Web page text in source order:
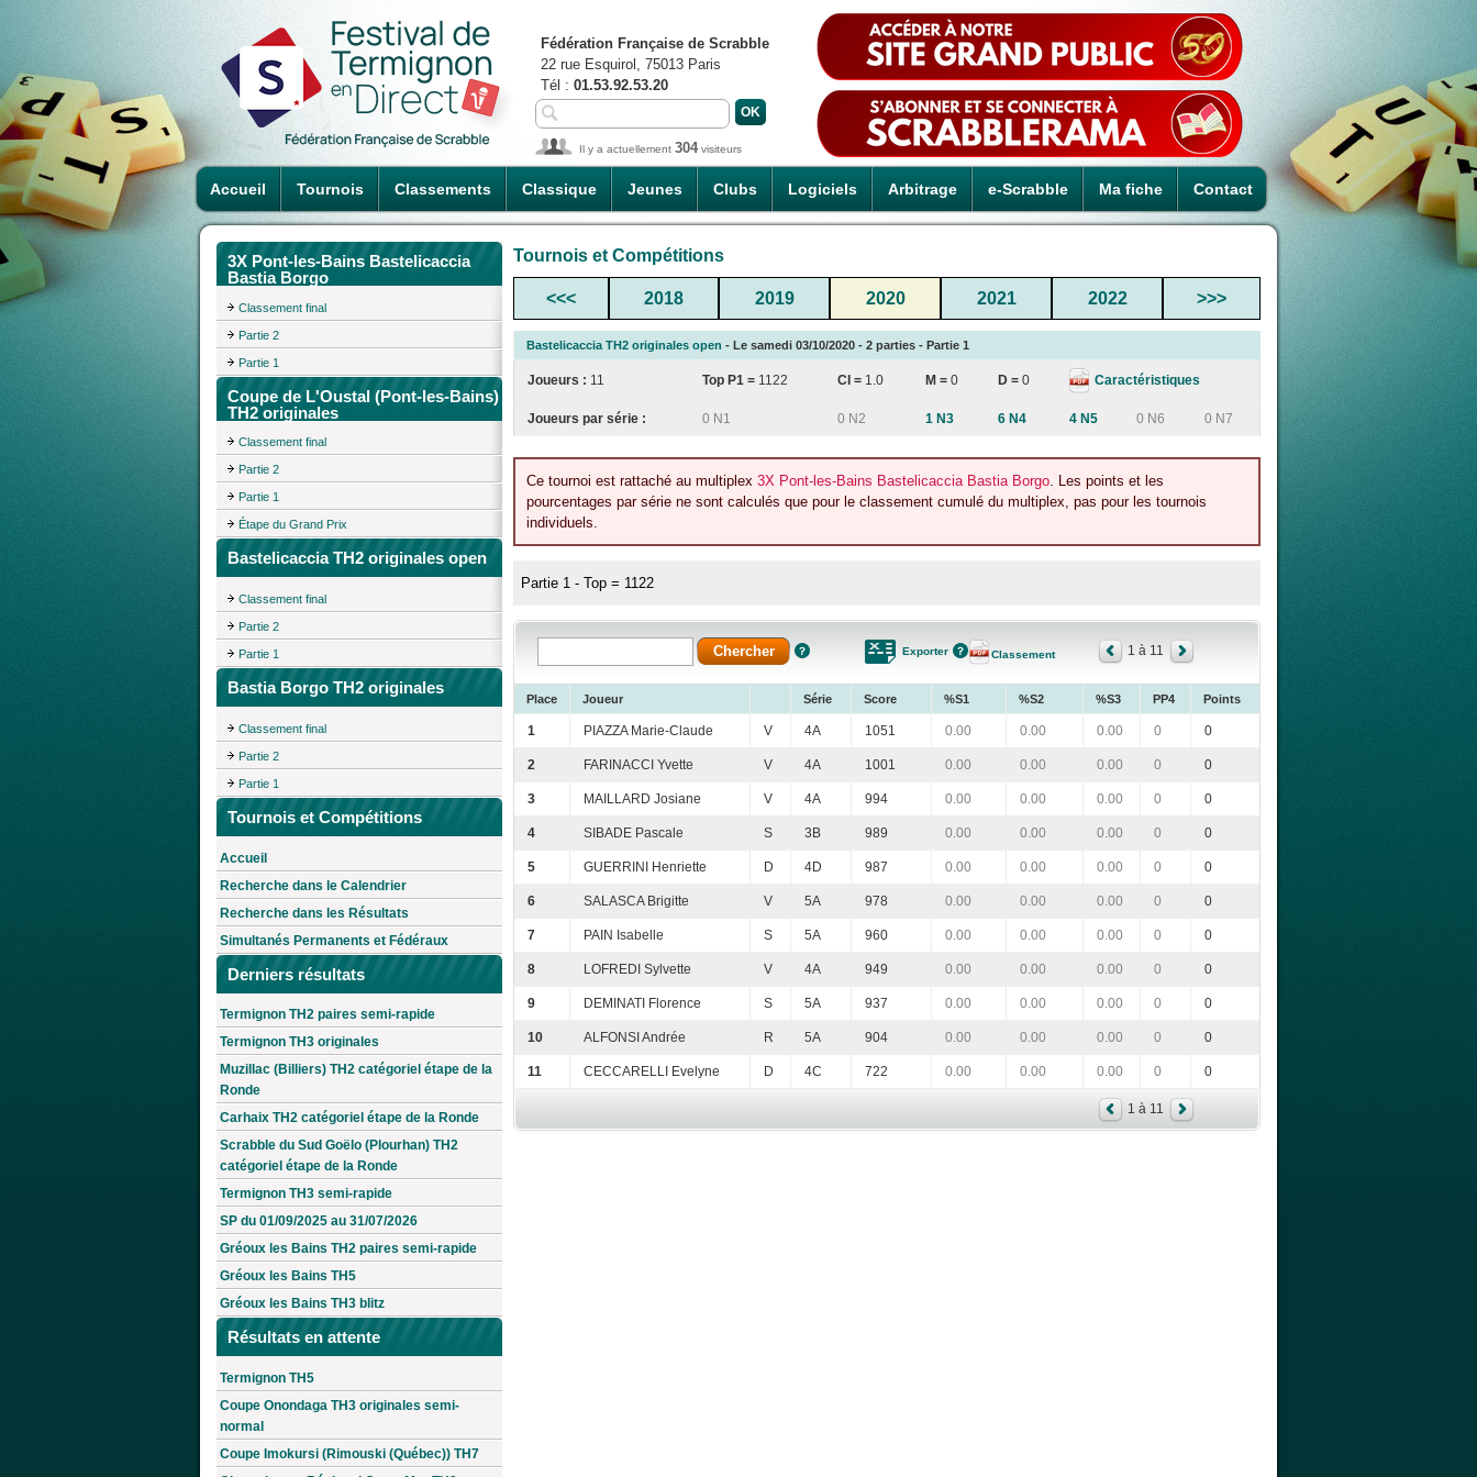
Accueil Tournois Classements Classique Jeunes Clubs Logiciels Arbitrage e-Scrabble Ma fiche Contact
Fédération Française de Scrabble
22 rue Esquirol, 75013 Paris
Tél : 01.53.92.53.20
Il y a actuellement 304visiteurs
3X Pont-les-Bains Bastelicaccia
Bastia Borgo
Classement final
Partie 2
Partie 1
Coupe de L'Oustal (Pont-les-Bains)
TH2 originales
Classement final
Partie 2
Partie 1
Étape du Grand Prix
Bastelicaccia TH2 originales open
Classement final
Partie 2
Partie 1
Bastia Borgo TH2 originales
Classement final
Partie 2
Partie 1
Tournois et Compétitions
Accueil
Recherche dans le Calendrier
Recherche dans les Résultats
Simultanés Permanents et Fédéraux
Derniers résultats
Termignon TH2 paires semi-rapide
Termignon TH3 originales
Muzillac (Billiers) TH2 catégoriel étape de la
Ronde
Carhaix TH2 catégoriel étape de la Ronde
Scrabble du Sud Goëlo (Plourhan) TH2
catégoriel étape de la Ronde
Termignon TH3 semi-rapide
SP du 01/09/2025 au 31/07/2026
Gréoux les Bains TH2 paires semi-rapide
Gréoux les Bains TH5
Gréoux les Bains TH3 blitz
Résultats en attente
Termignon TH5
Coupe Onondaga TH3 originales semi-
normal
Coupe Imokursi (Rimouski (Québec)) TH7
Tournois et Compétitions
<<< 2018 2019 2020 2021 2022 >>>
Bastelicaccia TH2 originales open - Le samedi 03/10/2020 - 2 parties - Partie 1
Joueurs : 11 Top P1 = 1122 CI = 1.0 M = 0 D = 0 Caractéristiques
Joueurs par série : 0 N1 0 N2 1 N3 6 N4 4 N5 0 N6 0 N7
Ce tournoi est rattaché au multiplex 3X Pont-les-Bains Bastelicaccia Bastia Borgo. Les points et les
pourcentages par série ne sont calculés que pour le classement cumulé du multiplex, pas pour les tournois
individuels.
Partie 1 - Top = 1122
Exporter Classement 1 à 11
Place Joueur Série Score %S1 %S2 %S3 PP4 Points
1 PIAZZA Marie-Claude V 4A 1051 0.00 0.00 0.00 0 0
2 FARINACCI Yvette V 4A 1001 0.00 0.00 0.00 0 0
3 MAILLARD Josiane V 4A 994 0.00 0.00 0.00 0 0
4 SIBADE Pascale S 3B 989 0.00 0.00 0.00 0 0
5 GUERRINI Henriette D 4D 987 0.00 0.00 0.00 0 0
6 SALASCA Brigitte V 5A 978 0.00 0.00 0.00 0 0
7 PAIN Isabelle S 5A 960 0.00 0.00 0.00 0 0
8 LOFREDI Sylvette V 4A 949 0.00 0.00 0.00 0 0
9 DEMINATI Florence S 5A 937 0.00 0.00 0.00 0 0
10 ALFONSI Andrée R 5A 904 0.00 0.00 0.00 0 0
11 CECCARELLI Evelyne D 4C 722 0.00 0.00 0.00 0 0
1 à 11